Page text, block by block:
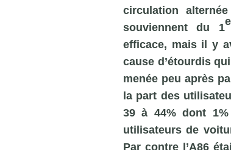
circulation
souviennent du 1
efficace, mais il y
cause d’étourdis
menée peu après
la part des
39 à 44% dont
utilisateurs de
Par contre l’A86